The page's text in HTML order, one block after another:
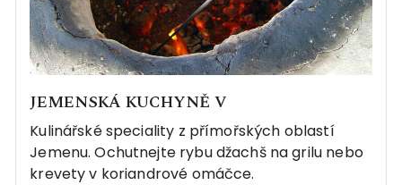
JEMENSKÁ KUCHYNĚ V
Kulinářské speciality z přímořských oblastí
Jemenu. Ochutnejte rybu džachš na grilu nebo
krevety v koriandrové omáčce.